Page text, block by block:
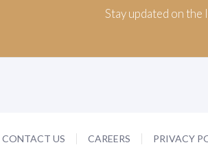
Stay updated on
CONTACT US CAREERS PRIVACY